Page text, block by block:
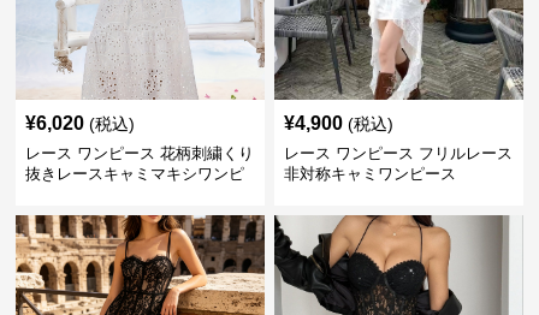
¥6,020 (税込)
レース ワンピース 花柄刺繍くり
抜きレースキャミマキシワンピ
¥4,900 (税込)
レース ワンピース フリルレース
非対称キャミワンピース